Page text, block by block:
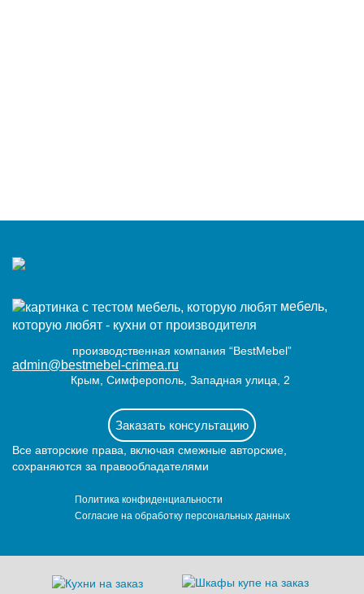
мебель,
которую любят - кухни от производителя
производственная компания “BestMebel”
admin@bestmebel-crimea.ru
Крым, Симферополь, Западная улица, 2
Заказать консультацию
Все авторские права, включая смежные авторские,
сохраняются за правообладателями
Политика конфиденциальности
Согласие на обработку персональных данных